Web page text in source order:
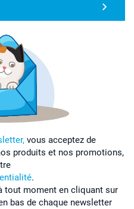
vous acceptez de
produits et nos promotions,
.
tout moment en cliquant sur
bas de chaque newsletter